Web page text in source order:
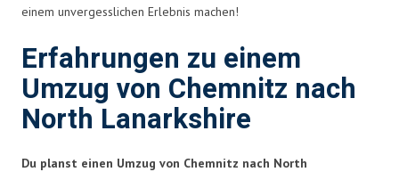
einem unvergesslichen Erlebnis machen!
Erfahrungen zu einem
Umzug von Chemnitz nach
North Lanarkshire
Du planst einen Umzug von Chemnitz nach North